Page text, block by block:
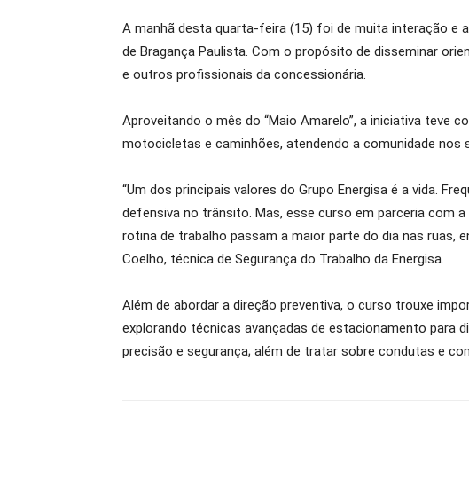
A manhã desta quarta-feira (15) foi de muita interação e
de Bragança Paulista. Com o propósito de disseminar
e outros profissionais da concessionária.
Aproveitando o mês do “Maio Amarelo”, a iniciativa teve
motocicletas e caminhões, atendendo a comunidade nos
“Um dos principais valores do Grupo Energisa é a vida.
defensiva no trânsito. Mas, esse curso em parceria com
rotina de trabalho passam a maior parte do dia nas ruas,
Coelho, técnica de Segurança do Trabalho da Energisa.
Além de abordar a direção preventiva, o curso trouxe
explorando técnicas avançadas de estacionamento para
precisão e segurança; além de tratar sobre condutas e